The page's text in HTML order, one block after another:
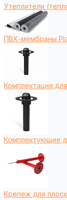
Утеплители
ПВХ-мембраны
Комплектация
Комплектующие
Крепеж для